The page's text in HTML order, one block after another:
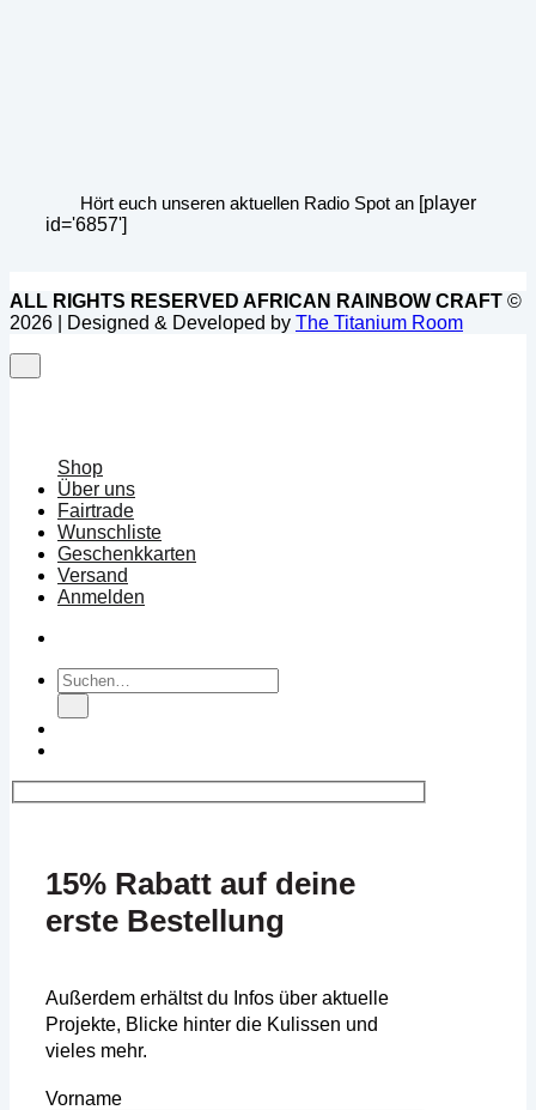
Hört euch unseren aktuellen Radio Spot an [player
id='6857']
ALL RIGHTS RESERVED AFRICAN RAINBOW CRAFT ©
2026 | Designed & Developed by The Titanium Room
Shop
Über uns
Fairtrade
Wunschliste
Geschenkkarten
Versand
Anmelden
Suchen
nach:
15% Rabatt auf deine
erste Bestellung
Außerdem erhältst du Infos über aktuelle
Projekte, Blicke hinter die Kulissen und
vieles mehr.
Vorname